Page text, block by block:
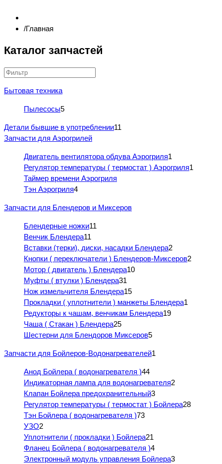
Главная
Каталог запчастей
Бытовая техника
Пылесосы5
Детали бывшие в употреблении11
Запчасти для Аэрогрилей
Двигатель вентилятора обдува Аэрогриля1
Регулятор температуры ( термостат ) Аэрогриля1
Таймер времени Аэрогриля
Тэн Аэрогриля4
Запчасти для Блендеров и Миксеров
Блендерные ножки11
Венчик Блендера11
Вставки (терки), диски, насадки Блендера2
Кнопки ( переключатели ) Блендеров-Миксеров2
Мотор ( двигатель ) Блендера10
Муфты ( втулки ) Блендера31
Нож измельчителя Блендера15
Прокладки ( уплотнители ) манжеты Блендера1
Редукторы к чашам, венчикам Блендера19
Чаша ( Стакан ) Блендера25
Шестерни для Блендоров Миксеров5
Запчасти для Бойлеров-Водонагревателей1
Анод Бойлера ( водонагревателя )44
Индикаторная лампа для водонагревателя2
Клапан Бойлера предохранительный3
Регулятор температуры ( термостат ) Бойлера28
Тэн Бойлера ( водонагревателя )73
УЗО2
Уплотнители ( прокладки ) Бойлера21
Фланец Бойлера ( водонагревателя )4
Электронный модуль управления Бойлера3